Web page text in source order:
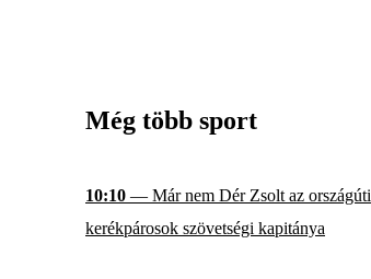
Még több sport
10:10 — Már nem Dér Zsolt az országúti
kerékpárosok szövetségi kapitánya